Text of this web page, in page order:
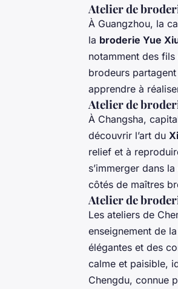
Atelier de
À Guangzhou, la
la broderie Yue
notamment des
brodeurs
apprendre à
Atelier de
À Changsha,
découvrir l’art du
relief et à
s’immerger dans
côtés de maîtres
Atelier de
Les ateliers de
enseignement de la
élégantes et des
calme et paisible,
Chengdu, connue